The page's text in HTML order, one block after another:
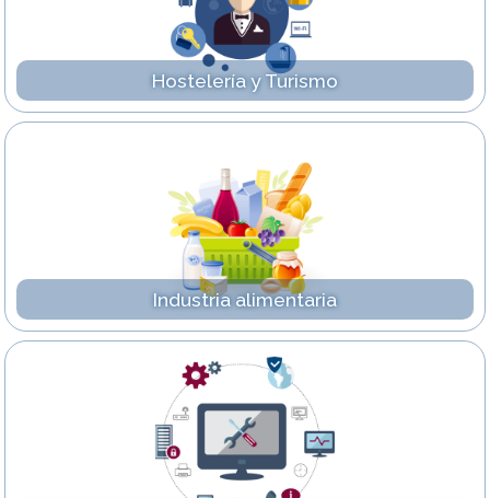
Hostelería y Turismo
Industria alimentaria